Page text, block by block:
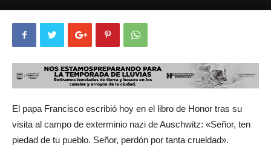
El papa Francisco escribió hoy en el libro de Honor tras su
visita al campo de exterminio nazi de Auschwitz: «Señor, ten
piedad de tu pueblo. Señor, perdón por tanta crueldad».